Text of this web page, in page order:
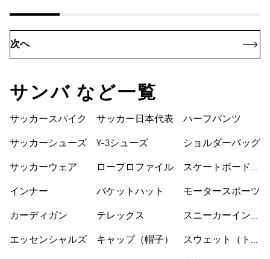
次へ
サンバ など一覧
サッカースパイク
サッカーシューズ
サッカーウェア
インナー
カーディガン
エッセンシャルズ
サッカー日本代表
Y-3シューズ
ロープロファイル
バケットハット
テレックス
キャップ（帽子）
ハーフパンツ
ショルダーバッグ
スケートボードシ
モータースポーツ
スニーカーインソ
スウェット（トレ